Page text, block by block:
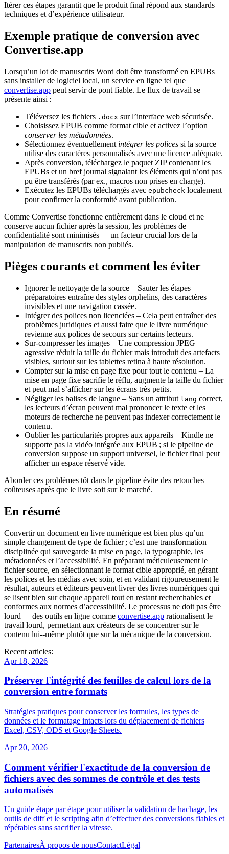
Itérer ces étapes garantit que le produit final répond aux standards
techniques et d’expérience utilisateur.
Exemple pratique de conversion avec
Convertise.app
Lorsqu’un lot de manuscrits Word doit être transformé en EPUBs
sans installer de logiciel local, un service en ligne tel que
convertise.app peut servir de pont fiable. Le flux de travail se
présente ainsi :
Téléversez les fichiers .docx sur l’interface web sécurisée.
Choisissez EPUB comme format cible et activez l’option
conserver les métadonnées.
Sélectionnez éventuellement intégrer les polices si la source
utilise des caractères personnalisés avec une licence adéquate.
Après conversion, téléchargez le paquet ZIP contenant les
EPUBs et un bref journal signalant les éléments qui n’ont pas
pu être transférés (par ex., macros non prises en charge).
Exécutez les EPUBs téléchargés avec epubcheck localement
pour confirmer la conformité avant publication.
Comme Convertise fonctionne entièrement dans le cloud et ne
conserve aucun fichier après la session, les problèmes de
confidentialité sont minimisés — un facteur crucial lors de la
manipulation de manuscrits non publiés.
Pièges courants et comment les éviter
Ignorer le nettoyage de la source – Sauter les étapes
préparatoires entraîne des styles orphelins, des caractères
invisibles et une navigation cassée.
Intégrer des polices non licenciées – Cela peut entraîner des
problèmes juridiques et aussi faire que le livre numérique
revienne aux polices de secours sur certains lecteurs.
Sur‑compresser les images – Une compression JPEG
agressive réduit la taille du fichier mais introduit des artefacts
visibles, surtout sur les tablettes retina à haute résolution.
Compter sur la mise en page fixe pour tout le contenu – La
mise en page fixe sacrifie le réflu, augmente la taille du fichier
et peut mal s’afficher sur les écrans très petits.
Négliger les balises de langue – Sans un attribut lang correct,
les lecteurs d’écran peuvent mal prononcer le texte et les
moteurs de recherche ne peuvent pas indexer correctement le
contenu.
Oublier les particularités propres aux appareils – Kindle ne
supporte pas la vidéo intégrée aux EPUB ; si le pipeline de
conversion suppose un support universel, le fichier final peut
afficher un espace réservé vide.
Aborder ces problèmes tôt dans le pipeline évite des retouches
coûteuses après que le livre soit sur le marché.
En résumé
Convertir un document en livre numérique est bien plus qu’un
simple changement de type de fichier ; c’est une transformation
disciplinée qui sauvegarde la mise en page, la typographie, les
métadonnées et l’accessibilité. En préparant méticuleusement le
fichier source, en sélectionnant le format cible approprié, en gérant
les polices et les médias avec soin, et en validant rigoureusement le
résultat, auteurs et éditeurs peuvent livrer des livres numériques qui
se lisent bien sur chaque appareil tout en restant recherchables et
conformes aux normes d’accessibilité. Le processus ne doit pas être
lourd — des outils en ligne comme convertise.app rationalisent le
travail lourd, permettant aux créateurs de se concentrer sur le
contenu lui‑-même plutôt que sur la mécanique de la conversion.
Recent articles:
Apr 18, 2026
Préserver l'intégrité des feuilles de calcul lors de la
conversion entre formats
Stratégies pratiques pour conserver les formules, les types de
données et le formatage intacts lors du déplacement de fichiers
Excel, CSV, ODS et Google Sheets.
Apr 20, 2026
Comment vérifier l'exactitude de la conversion de
fichiers avec des sommes de contrôle et des tests
automatisés
Un guide étape par étape pour utiliser la validation de hachage, les
outils de diff et le scripting afin d’effectuer des conversions fiables et
répétables sans sacrifier la vitesse.
PartenairesÀ propos de nousContactLégal